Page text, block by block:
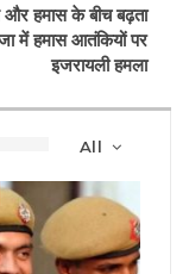
हमास के बीच बढ़ता
में हमास आतंकियों पर
इजरायली हमला
All